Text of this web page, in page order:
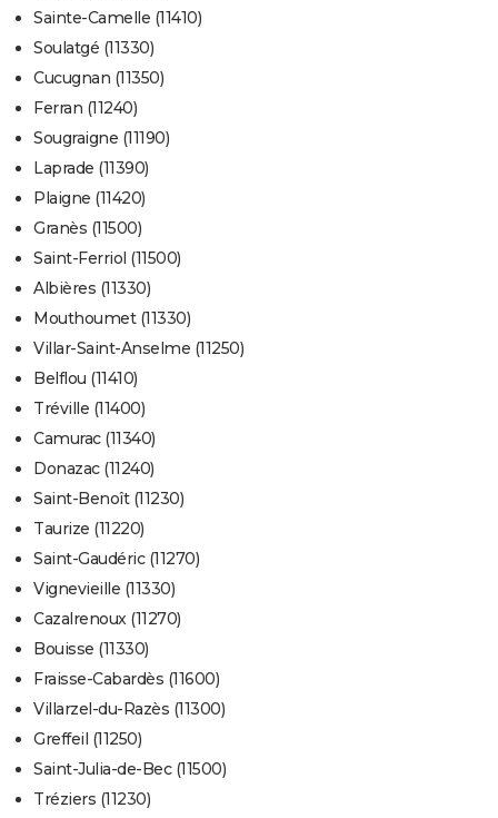
Sainte-Camelle (11410)
Soulatgé (11330)
Cucugnan (11350)
Ferran (11240)
Sougraigne (11190)
Laprade (11390)
Plaigne (11420)
Granès (11500)
Saint-Ferriol (11500)
Albières (11330)
Mouthoumet (11330)
Villar-Saint-Anselme (11250)
Belflou (11410)
Tréville (11400)
Camurac (11340)
Donazac (11240)
Saint-Benoît (11230)
Taurize (11220)
Saint-Gaudéric (11270)
Vignevieille (11330)
Cazalrenoux (11270)
Bouisse (11330)
Fraisse-Cabardès (11600)
Villarzel-du-Razès (11300)
Greffeil (11250)
Saint-Julia-de-Bec (11500)
Tréziers (11230)